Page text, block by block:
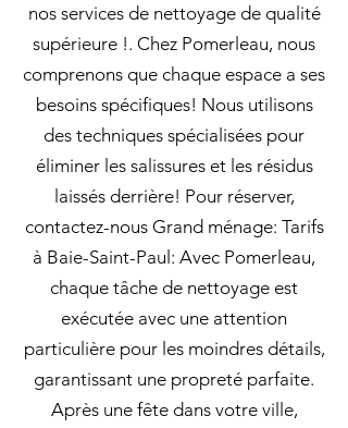
nos services de nettoyage de qualité
supérieure !. Chez Pomerleau, nous
comprenons que chaque espace a ses
besoins spécifiques! Nous utilisons
des techniques spécialisées pour
éliminer les salissures et les résidus
laissés derrière! Pour réserver,
contactez-nous Grand ménage: Tarifs
à Baie-Saint-Paul: Avec Pomerleau,
chaque tâche de nettoyage est
exécutée avec une attention
particulière pour les moindres détails,
garantissant une propreté parfaite.
Après une fête dans votre ville,